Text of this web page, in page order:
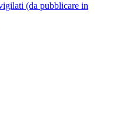
(da pubblicare in